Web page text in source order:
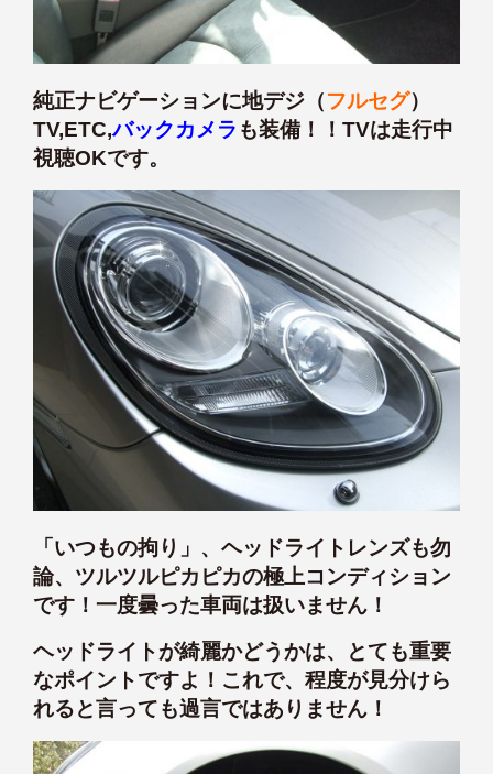
純正ナビゲーションに地デジ（フルセグ）
TV,ETC,バックカメラ も装備！！TVは走行中
視聴OKです。
「いつもの拘り」、ヘッドライトレンズも勿
論、ツルツルピカピカの極上コンディション
です！一度曇った車両は扱いません！
ヘッドライトが綺麗かどうかは、とても重要
なポイントですよ！これで、程度が見分けら
れると言っても過言ではありません！